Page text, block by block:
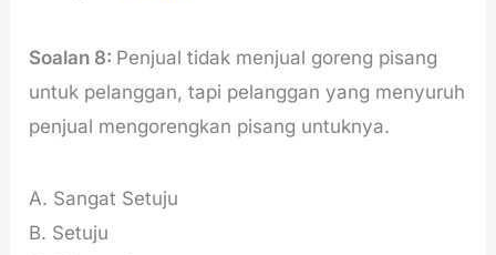
Soalan 8: Penjual tidak menjual goreng pisang
untuk pelanggan, tapi pelanggan yang menyuruh
penjual mengorengkan pisang untuknya.
A. Sangat Setuju
B. Setuju